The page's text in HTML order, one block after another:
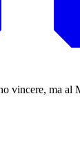
vincere, ma al